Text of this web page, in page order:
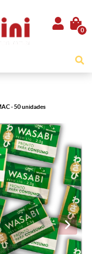
0
- 50 unidades